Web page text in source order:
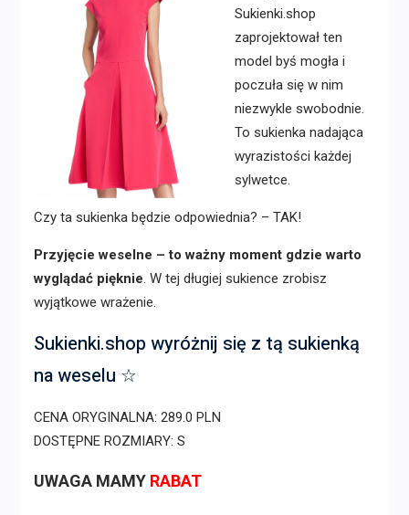
Sukienki.shop
zaprojektował ten
model byś mogła i
poczuła się w nim
niezwykle swobodnie.
To sukienka nadająca
wyrazistości każdej
sylwetce.
Czy ta sukienka będzie odpowiednia? – TAK!
Przyjęcie weselne – to ważny moment gdzie warto
wyglądać pięknie. W tej długiej sukience zrobisz
wyjątkowe wrażenie.
Sukienki.shop wyróżnij się z tą sukienką
na weselu ☆
CENA ORYGINALNA: 289.0 PLN
DOSTĘPNE ROZMIARY: S
UWAGA MAMYRABAT